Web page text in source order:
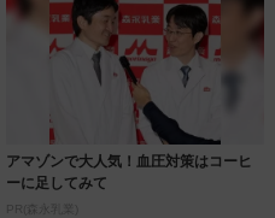
アマゾンで大人気！血圧対策はコーヒ
ーに足してみて
PR(森永乳業)